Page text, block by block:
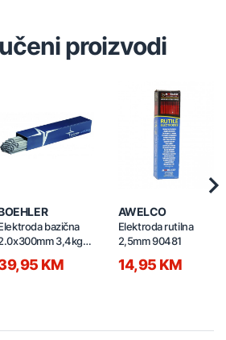
proizvodi
bazična
3,4kg
KM
AWELCO
Elektroda rutilna
2,5mm 90481
14,95 KM